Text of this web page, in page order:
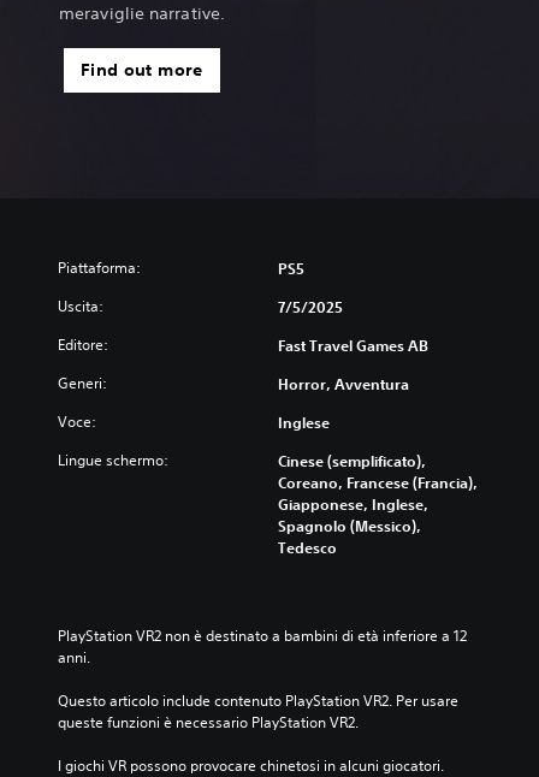
meraviglie narrative.
Find out more
Piattaforma: PS5
Uscita: 7/5/2025
Editore: Fast Travel Games AB
Generi: Horror, Avventura
Voce: Inglese
Lingue schermo:
Cinese (semplificato),
Coreano, Francese (Francia),
Giapponese, Inglese,
Spagnolo (Messico),
Tedesco
PlayStation VR2 non è destinato a bambini di età inferiore a 12
anni.
Questo articolo include contenuto PlayStation VR2. Per usare
queste funzioni è necessario PlayStation VR2.
I giochi VR possono provocare chinetosi in alcuni giocatori.